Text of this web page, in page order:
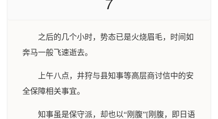
之后的几个小时，势态已是火烧眉毛，时间如
奔马一般飞速逝去。
上午八点，井狩与县知事等高层商讨信中的安
全保障相关事宜。
知事虽是保守派，却也以“刚腹”[刚腹，即日语